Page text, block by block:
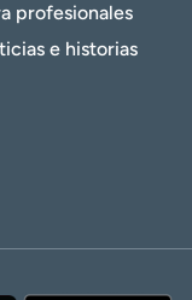
profesionales
e historias